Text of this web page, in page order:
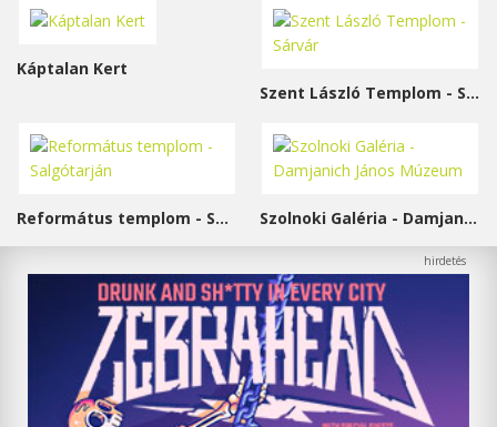
Káptalan Kert
Szent László Templom - Sárvár
Református templom - Salgótarján Szolnoki Galéria - Damjanich János Múzeum